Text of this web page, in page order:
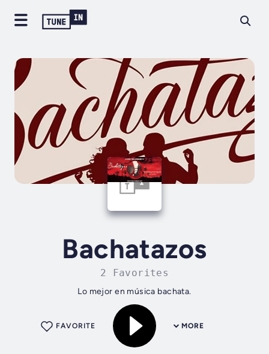
Bachatazos
2 Favorites
Lo mejor en música bachata.
MORE
FAVORITE